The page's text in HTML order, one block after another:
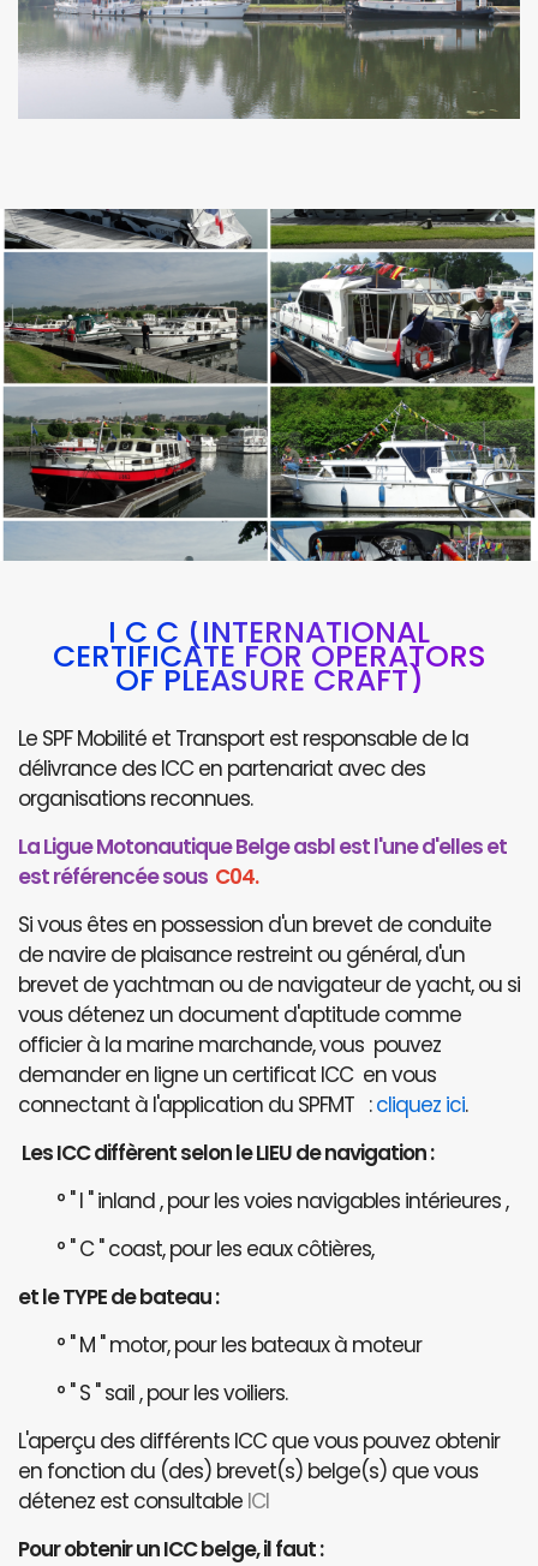
I C C (INTERNATIONAL
CERTIFICATE FOR OPERATORS
OF PLEASURE CRAFT)
Le SPF Mobilité et Transport est responsable de la
délivrance des ICC en partenariat avec des
organisations reconnues.
La Ligue Motonautique Belge asbl est l'une d'elles et
est référencée sous C04.
Si vous êtes en possession d'un brevet de conduite
de navire de plaisance restreint ou général, d'un
brevet de yachtman ou de navigateur de yacht, ou si
vous détenez un document d'aptitude comme
officier à la marine marchande, vous pouvez
demander en ligne un certificat ICC en vous
connectant à l'application du SPFMT :cliquez ici.
Les ICC diffèrent selon le LIEU de navigation :
° " I " inland , pour les voies navigables intérieures ,
° " C " coast, pour les eaux côtières,
et le TYPE de bateau :
° " M " motor, pour les bateaux à moteur
° " S " sail , pour les voiliers.
L'aperçu des différents ICC que vous pouvez obtenir
en fonction du (des) brevet(s) belge(s) que vous
détenez est consultable ICI
Pour obtenir un ICC belge, il faut :